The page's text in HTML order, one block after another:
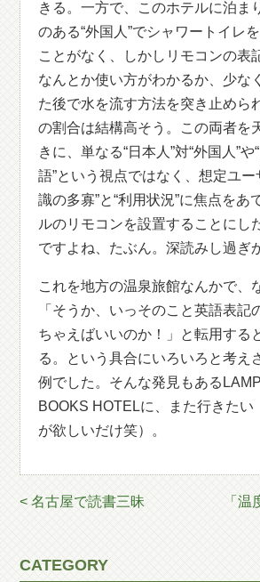
きる。一方で、このホテルに泊ま
のある“外国人”でシャワートイレ
ことがなく、しかしリモコンの表
なんとか使い方がわかるか、少な
た後で水を流す方法を突き止めら
の割合は結構高そう。この両者を
きに、単なる“日本人”対“外国人”や
語”という視点ではなく、想定ユー
識の多寡”と“利用状況”に焦点をあ
ルのリモコンを設置することにし
ですよね、たぶん。深読みし過ぎ
これを地方の温泉旅館なんかで、
「そうか、いっそのこと英語表記
ちゃえばいいのか！」と転用する
る。という具合にいろいろと考え
例でした。そんな発見もある
BOOKS HOTELに、また行きたい
が欲しいだけ笑）。
< 名古屋で読書三昧 「
CATEGORY